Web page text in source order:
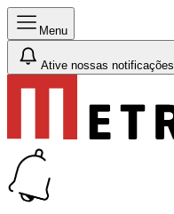
Menu
Ative nossas notificações